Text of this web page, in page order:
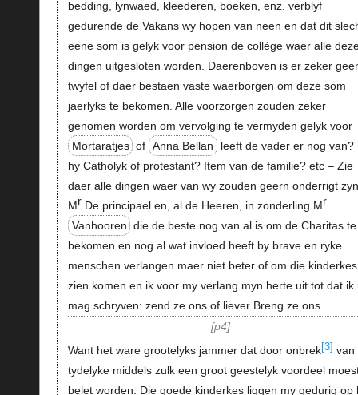
bedding, lynwaed, kleederen, boeken, enz. verblyf
gedurende de Vakans wy hopen van neen en dat dit
eene som is gelyk voor pension de collège waer alle
dingen uitgesloten worden. Daerenboven is er zeker
twyfel of daer bestaen vaste waerborgen om deze som
jaerlyks te bekomen. Alle voorzorgen zouden zeker
genomen worden om vervolging te vermyden gelyk voor
Mortaratjes of Anna Bellan
leeft de vader er nog van?
hy Catholyk of protestant? Item van de familie? etc – Zie
daer alle dingen waer van wy zouden geern onderrigt
Mr De principael en, al de Heeren, in zonderling Mr
Vanhooren die de beste nog van al is om de Charitas te
bekomen en nog al wat invloed heeft by brave en ryke
menschen verlangen maer niet beter of om die
zien komen en ik voor my verlang myn herte uit tot dat ik
mag schryven: zend ze ons of liever Breng ze ons.
p4
Want het ware grootelyks jammer dat door onbrek[3] van
tydelyke middels zulk een groot geestelyk voordeel
belet worden. Die goede kinderkes liggen my gedurig op